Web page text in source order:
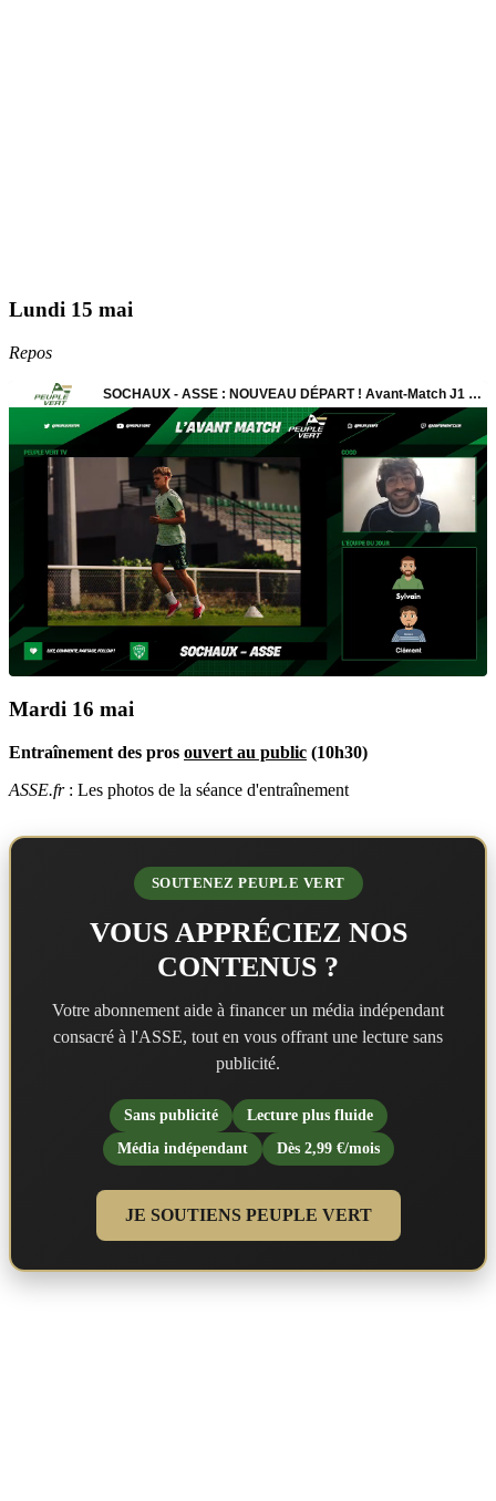
Lundi 15 mai
Repos
Mardi 16 mai
Entraînement des pros ouvert au public (10h30)
ASSE.fr: Les photos de la séance d'entraînement
SOUTENEZ PEUPLE VERT
VOUS APPRÉCIEZ NOS
CONTENUS ?
Votre abonnement aide à financer un média indépendant
consacré à l'ASSE, tout en vous offrant une lecture sans
publicité.
Sans publicité
Lecture plus fluide
Média indépendant
Dès 2,99 €/mois
JE SOUTIENS PEUPLE VERT